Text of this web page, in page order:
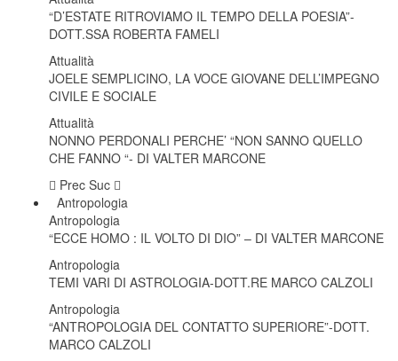
BUSSOLA PSICOLOGICA TRA PROTEZIONE E BUON SENSO
“D’ESTATE RITROVIAMO IL TEMPO DELLA POESIA”-
DOTT.SSA ROBERTA FAMELI
Attualità
JOELE SEMPLICINO, LA VOCE GIOVANE DELL’IMPEGNO
CIVILE E SOCIALE
Attualità
NONNO PERDONALI PERCHE’ “NON SANNO QUELLO
CHE FANNO “- DI VALTER MARCONE
Prec Suc
Antropologia
Antropologia
“ECCE HOMO : IL VOLTO DI DIO” – DI VALTER MARCONE
Antropologia
TEMI VARI DI ASTROLOGIA-DOTT.RE MARCO CALZOLI
Antropologia
“ANTROPOLOGIA DEL CONTATTO SUPERIORE”-DOTT.
MARCO CALZOLI